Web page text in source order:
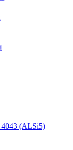
4043 (ALSi5)